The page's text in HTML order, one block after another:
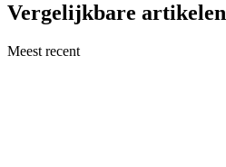
Vergelijkbare artikelen
Meest recent